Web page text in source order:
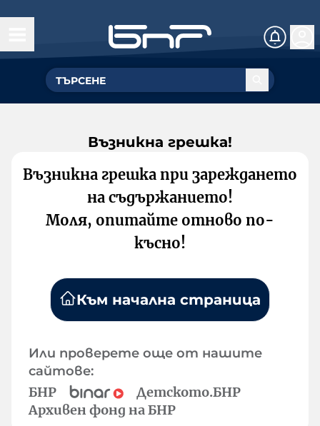
Възникна грешка!
Възникна грешка при зареждането
на съдържанието!
Моля, опитайте отново по-
късно!
Към начална страница
Или проверете още от нашите
сайтове:
БНР
Детското.БНР
Архивен фонд на БНР